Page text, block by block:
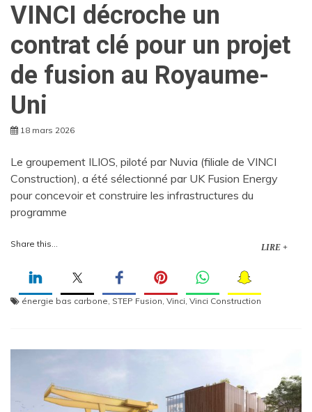
VINCI décroche un
contrat clé pour un projet
de fusion au Royaume-
Uni
18 mars 2026
Le groupement ILIOS, piloté par Nuvia (filiale de VINCI
Construction), a été sélectionné par UK Fusion Energy
pour concevoir et construire les infrastructures du
programme
Share this... LIRE +
énergie bas carbone, STEP Fusion, Vinci, Vinci Construction